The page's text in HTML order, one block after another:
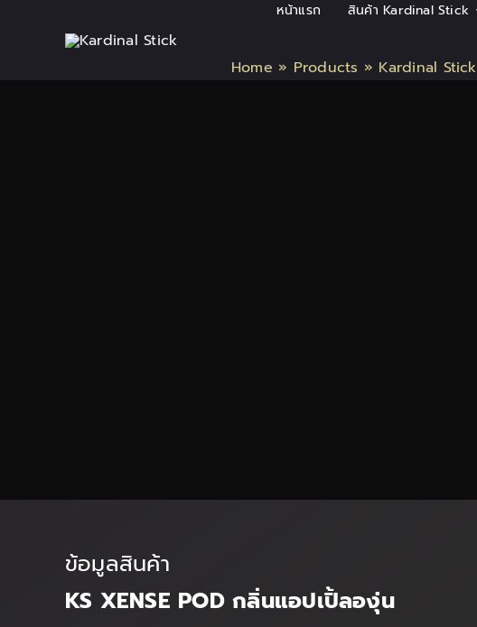
หน้าแรก สินค้า Kardinal Stick
Home » Products » Kardinal Stick
ข้อมูลสินค้า
KS XENSE POD กลิ่นแอปเปิ้ลองุ่น